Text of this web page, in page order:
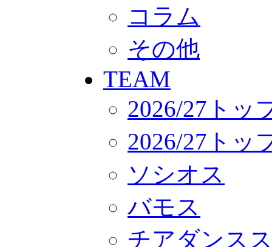
クラブ理念
クラブ情報
サステナビリティ
Web制作支援
コラム
その他
TEAM
2026/27トッ
2026/27トッ
ソシオス
バモス
チアダンス